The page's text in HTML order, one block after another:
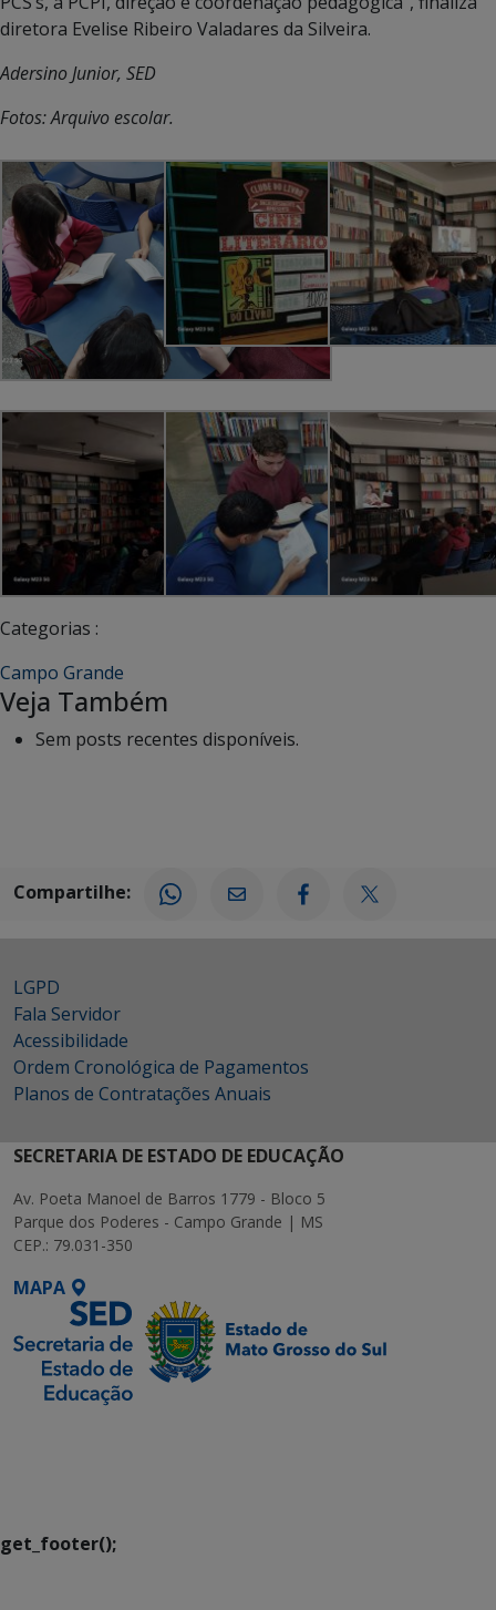
diretora Evelise Ribeiro Valadares da Silveira.
Adersino Junior, SED
Fotos: Arquivo escolar.
Categorias :
Campo Grande
Veja Também
Sem posts recentes disponíveis.
Compartilhe:
LGPD
Fala Servidor
Acessibilidade
Ordem Cronológica de Pagamentos
Planos de Contratações Anuais
SECRETARIA DE ESTADO DE EDUCAÇÃO
Av. Poeta Manoel de Barros 1779 - Bloco 5
Parque dos Poderes - Campo Grande | MS
CEP.: 79.031-350
MAPA
get_footer();